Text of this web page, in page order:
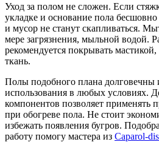
Уход за полом не сложен. Если
укладке и основание пола
и мусор не станут скапливаться.
мере загрязнения, мыльной водой.
рекомендуется покрывать
ткань.
Полы подобного плана долговечны
использования в любых условиях.
компонентов позволяет применять
при обогреве пола. Не стоит
избежать появления бугров.
работу помогу мастера из Caparol-